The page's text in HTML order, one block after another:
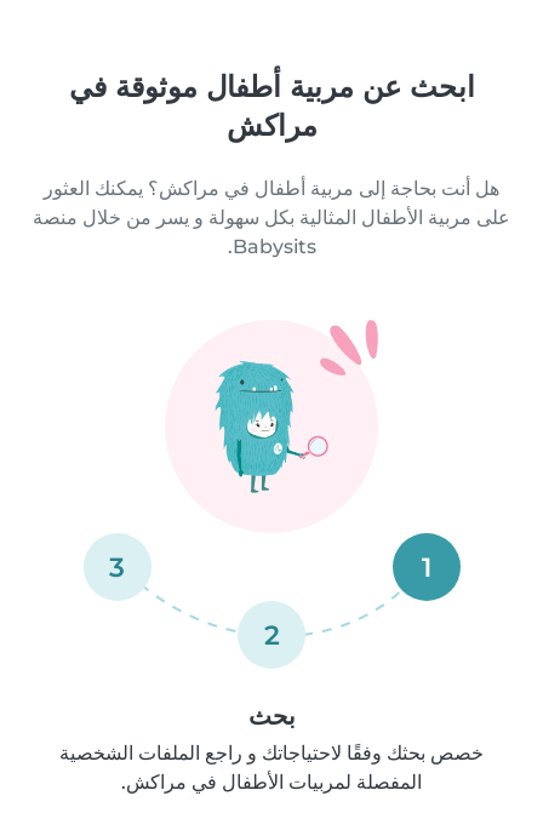
ابحث عن مربية أطفال موثوقة في
مراكش
هل أنت بحاجة إلى مربية أطفال في مراكش؟ يمكنك العثور
على مربية الأطفال المثالية بكل سهولة و يسر من خلال منصة
Babysits.
1
2
3
بحث
خصص بحثك وفقًا لاحتياجاتك و راجع الملفات الشخصية
المفصلة لمربيات الأطفال في مراكش.